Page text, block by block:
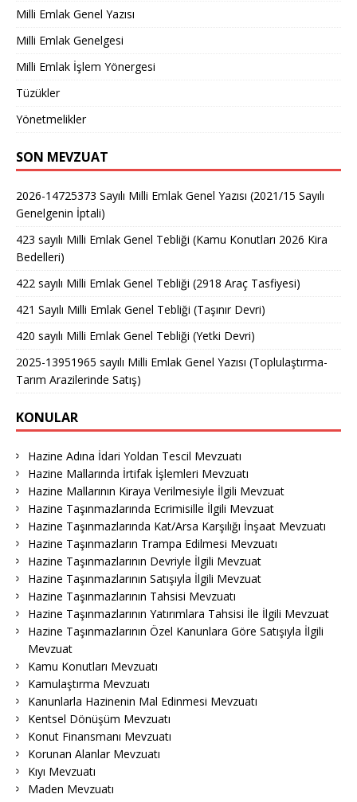
Milli Emlak Genel Yazısı
Milli Emlak Genelgesi
Milli Emlak İşlem Yönergesi
Tüzükler
Yönetmelikler
SON MEVZUAT
2026-14725373 Sayılı Milli Emlak Genel Yazısı (2021/15 Sayılı
Genelgenin İptali)
423 sayılı Milli Emlak Genel Tebliği (Kamu Konutları 2026 Kira
Bedelleri)
422 sayılı Milli Emlak Genel Tebliği (2918 Araç Tasfiyesi)
421 Sayılı Milli Emlak Genel Tebliği (Taşınır Devri)
420 sayılı Milli Emlak Genel Tebliği (Yetki Devri)
2025-13951965 sayılı Milli Emlak Genel Yazısı (Toplulaştırma-
Tarım Arazilerinde Satış)
KONULAR
Hazine Adına İdari Yoldan Tescil Mevzuatı
Hazine Mallarında İrtifak İşlemleri Mevzuatı
Hazine Mallarının Kiraya Verilmesiyle İlgili Mevzuat
Hazine Taşınmazlarında Ecrimisille İlgili Mevzuat
Hazine Taşınmazlarında Kat/Arsa Karşılığı İnşaat Mevzuatı
Hazine Taşınmazların Trampa Edilmesi Mevzuatı
Hazine Taşınmazlarının Devriyle İlgili Mevzuat
Hazine Taşınmazlarının Satışıyla İlgili Mevzuat
Hazine Taşınmazlarının Tahsisi Mevzuatı
Hazine Taşınmazlarının Yatırımlara Tahsisi İle İlgili Mevzuat
Hazine Taşınmazlarının Özel Kanunlara Göre Satışıyla İlgili
Mevzuat
Kamu Konutları Mevzuatı
Kamulaştırma Mevzuatı
Kanunlarla Hazinenin Mal Edinmesi Mevzuatı
Kentsel Dönüşüm Mevzuatı
Konut Finansmanı Mevzuatı
Korunan Alanlar Mevzuatı
Kıyı Mevzuatı
Maden Mevzuatı